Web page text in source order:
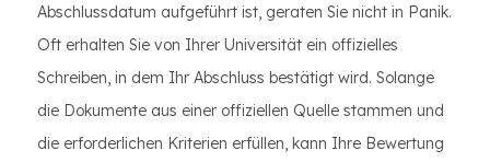
Abschlussdatum aufgeführt ist, geraten Sie nicht in Panik.
Oft erhalten Sie von Ihrer Universität ein offizielles
Schreiben, in dem Ihr Abschluss bestätigt wird. Solange
die Dokumente aus einer offiziellen Quelle stammen und
die erforderlichen Kriterien erfüllen, kann Ihre Bewertung